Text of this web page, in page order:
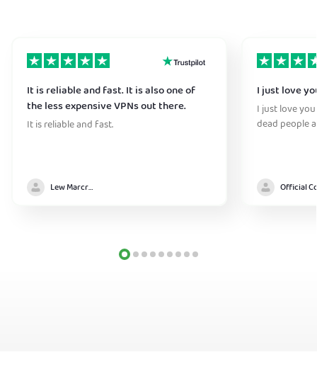
It is reliable and fast. It is also one of
the less expensive VPNs out there.
It is reliable and fast.
Lew Marcrum
I just love
I just love
dead people